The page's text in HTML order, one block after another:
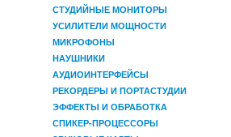
СТУДИЙНЫЕ МОНИТОРЫ
УСИЛИТЕЛИ МОЩНОСТИ
МИКРОФОНЫ
НАУШНИКИ
АУДИОИНТЕРФЕЙСЫ
РЕКОРДЕРЫ И ПОРТАСТУДИИ
ЭФФЕКТЫ И ОБРАБОТКА
СПИКЕР-ПРОЦЕССОРЫ